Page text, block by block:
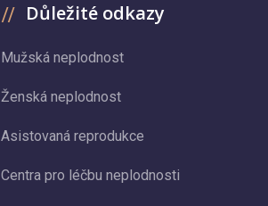
Důležité odkazy
Mužská neplodnost
Ženská neplodnost
Asistovaná reprodukce
Centra pro léčbu neplodnosti